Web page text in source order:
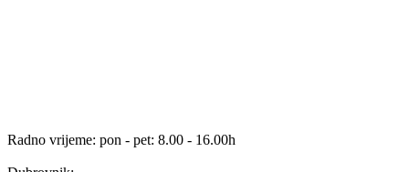
Radno vrijeme: pon - pet: 8.00 - 16.00h